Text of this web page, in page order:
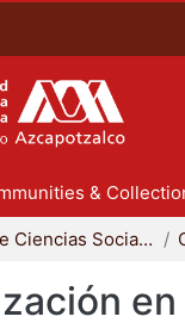
&
División de Ciencias Sociales y Humanidades